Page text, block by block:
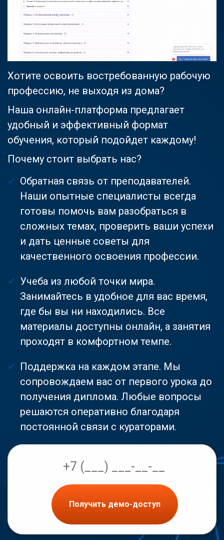
Хотите освоить востребованную рабочую
профессию, не выходя из дома?
Наша онлайн-платформа предлагает
удобный и эффективный формат
обучения, который подойдет каждому!
Почему стоит выбрать нас?
Обратная связь от преподавателей.
Наши опытные специалисты всегда
готовы помочь вам разобраться в
сложных темах, проверить ваши успехи
и дать ценные советы для
качественного освоения профессии.
Учеба из любой точки мира.
Занимайтесь в удобное для вас время,
где бы вы ни находились. Все
материалы доступны онлайн, а занятия
проходят в комфортном темпе.
Поддержка на каждом этапе. Мы
сопровождаем вас от первого урока до
получения диплома. Любые вопросы
решаются оперативно благодаря
постоянной связи с кураторами.
Получить демо-доступ